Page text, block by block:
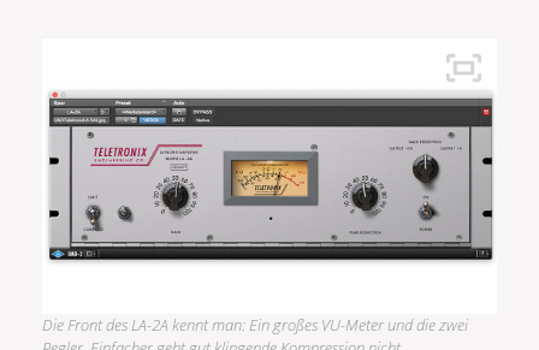
Die Front des LA-2A kennt man: Ein großes VU-Meter und die zwei